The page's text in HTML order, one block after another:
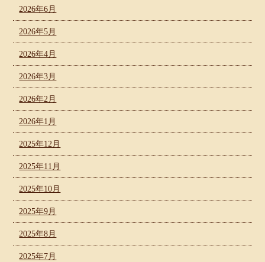
2026年6月
2026年5月
2026年4月
2026年3月
2026年2月
2026年1月
2025年12月
2025年11月
2025年10月
2025年9月
2025年8月
2025年7月